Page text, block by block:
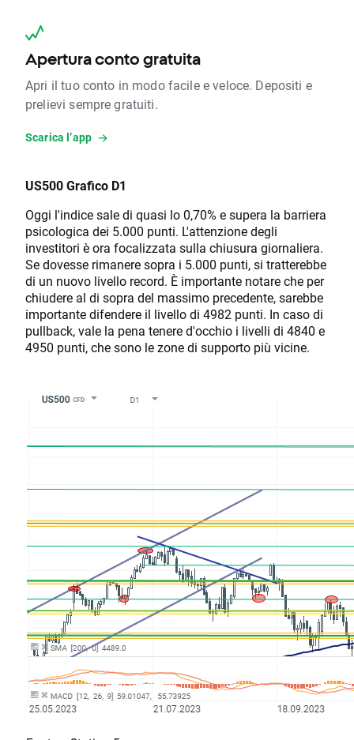
Apertura conto gratuita
Apri il tuo conto in modo facile e veloce. Depositi e
prelievi sempre gratuiti.
Scarica l’app
US500 Grafico D1
Oggi l'indice sale di quasi lo 0,70% e supera la barriera
psicologica dei 5.000 punti. L'attenzione degli
investitori è ora focalizzata sulla chiusura giornaliera.
Se dovesse rimanere sopra i 5.000 punti, si tratterebbe
di un nuovo livello record. È importante notare che per
chiudere al di sopra del massimo precedente, sarebbe
importante difendere il livello di 4982 punti. In caso di
pullback, vale la pena tenere d'occhio i livelli di 4840 e
4950 punti, che sono le zone di supporto più vicine.